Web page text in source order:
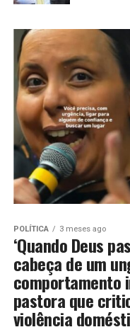
POLÍTICA 3 meses ago
‘Quando Deus
cabeça de um
comportamento
pastora que
violência